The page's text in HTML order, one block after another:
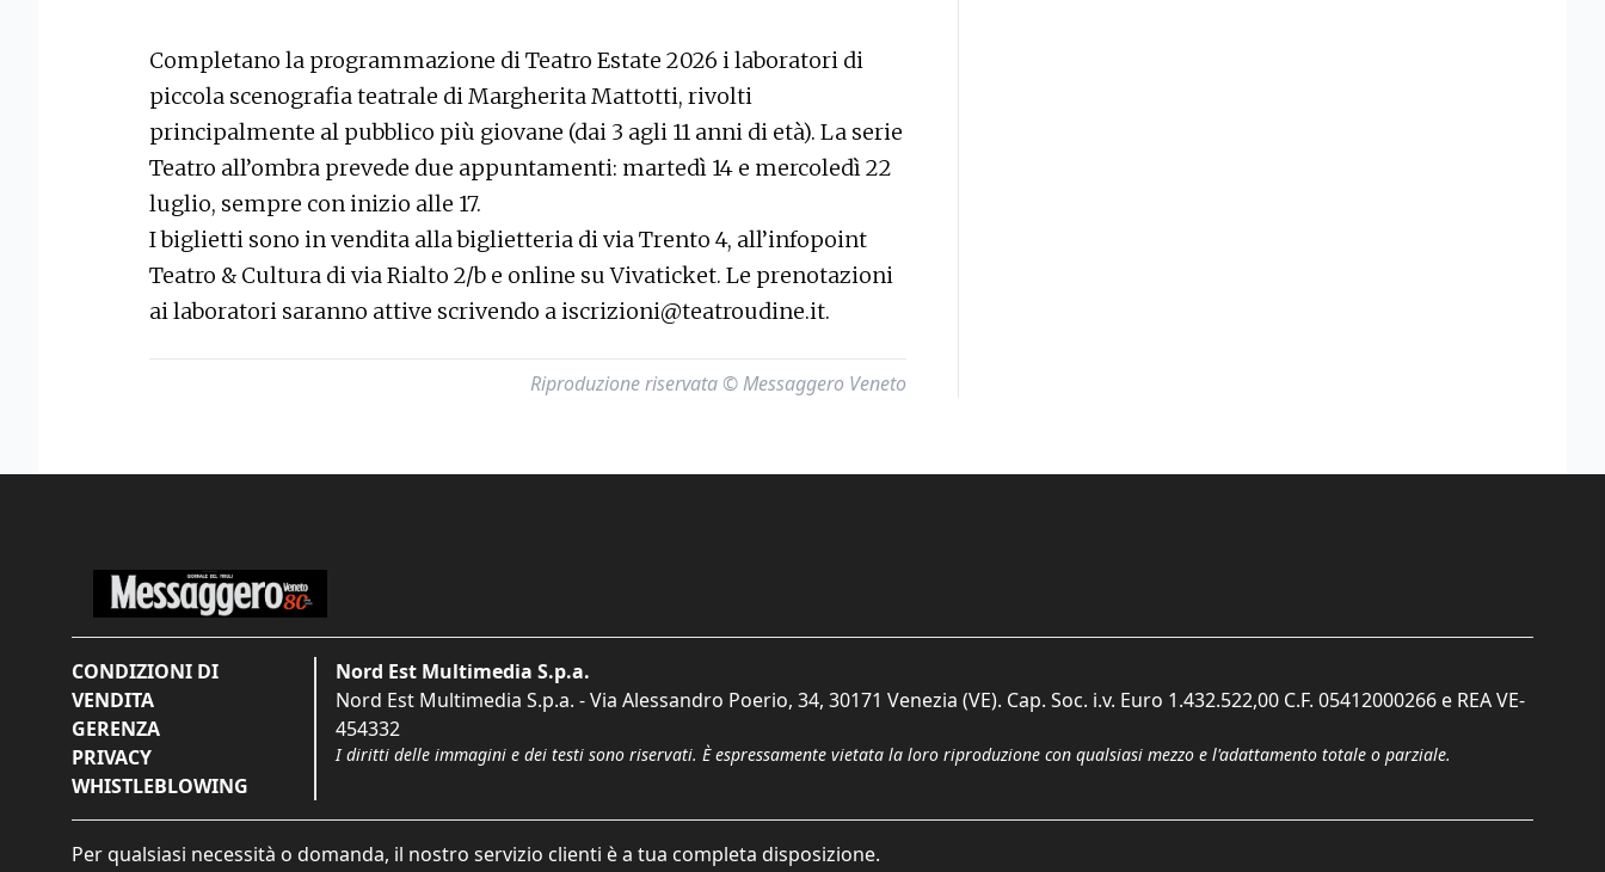
Completano la programmazione di Teatro Estate 2026 i laboratori di
piccola scenografia teatrale di Margherita Mattotti, rivolti
principalmente al pubblico più giovane (dai 3 agli 11 anni di età). La serie
Teatro all’ombra prevede due appuntamenti: martedì 14 e mercoledì 22
luglio, sempre con inizio alle 17.
I biglietti sono in vendita alla biglietteria di via Trento 4, all’infopoint
Teatro & Cultura di via Rialto 2/b e online su Vivaticket. Le prenotazioni
ai laboratori saranno attive scrivendo a iscrizioni@teatroudine.it.
Riproduzione riservata © Messaggero Veneto
CONDIZIONI DI
VENDITA
GERENZA
PRIVACY
WHISTLEBLOWING
Nord Est Multimedia S.p.a.
Nord Est Multimedia S.p.a. - Via Alessandro Poerio, 34, 30171 Venezia (VE). Cap. Soc. i.v. Euro 1.432.522,00 C.F. 05412000266 e REA VE-
454332
I diritti delle immagini e dei testi sono riservati. È espressamente vietata la loro riproduzione con qualsiasi mezzo e l'adattamento totale o parziale.
Per qualsiasi necessità o domanda, il nostro servizio clienti è a tua completa disposizione.